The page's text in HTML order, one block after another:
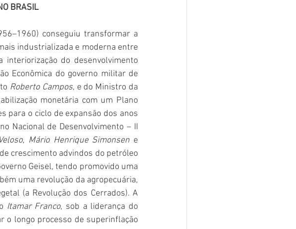
BRASIL
conseguiu transformar a
industrializada e moderna entre
do desenvolvimento
Econômica do governo militar de
Roberto Campos, e do Ministro da
monetária com um Plano
para o ciclo de expansão dos anos
Nacional de Desenvolvimento – II
, Mário Henrique Simonsen
crescimento advindos do petróleo
Geisel, tendo promovido uma
uma revolução da agropecuária,
(a Revolução dos Cerrados). A
Itamar Franco, sob a liderança do
o longo processo de superinflação